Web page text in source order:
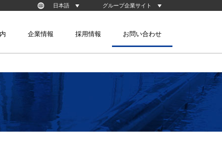
日本語
グループ企業サイト
株式会社YMK （韓国）
企業情報 採用情報 お問い合わせ
装置技術
クリーン搬送技術